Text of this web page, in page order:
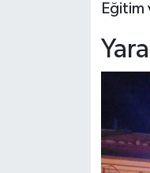
Eğitim